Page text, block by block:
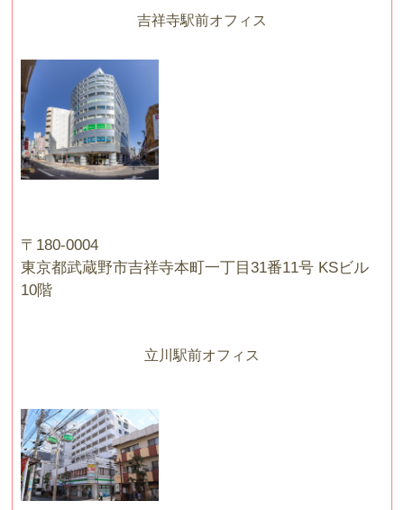
吉祥寺駅前オフィス
〒180-0004
東京都武蔵野市吉祥寺本町一丁目31番11号 KSビル
10階
立川駅前オフィス